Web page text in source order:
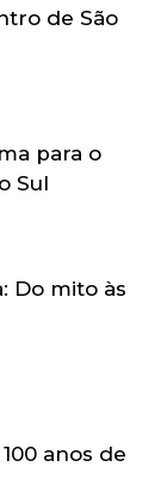
de São
para o
Sul
Do mito às
anos de